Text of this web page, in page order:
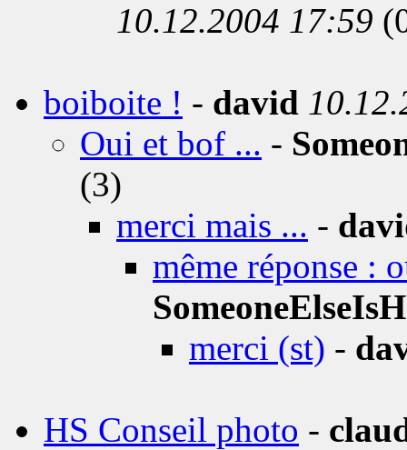
10.12.2004 17:59
boiboite ! - david
Oui et bof ... -
(3)
merci mais ... -
même réponse :
merci (st) -
HS Conseil photo -